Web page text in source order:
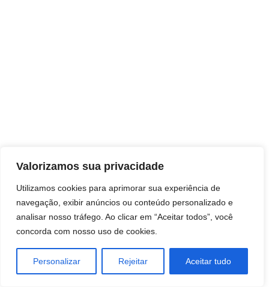
Valorizamos sua privacidade
Utilizamos cookies para aprimorar sua experiência de
navegação, exibir anúncios ou conteúdo personalizado e
analisar nosso tráfego. Ao clicar em “Aceitar todos”, você
concorda com nosso uso de cookies.
Personalizar Rejeitar Aceitar tudo
Consultas e trabalhos espirituais
Brasil - Santa Catarina - São José